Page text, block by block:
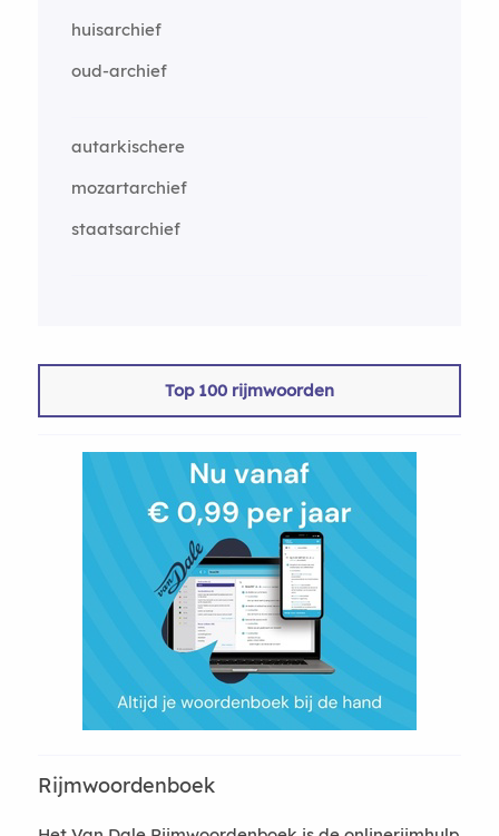
huisarchief
oud-archief
autarkischere
mozartarchief
staatsarchief
Top 100 rijmwoorden
Rijmwoordenboek